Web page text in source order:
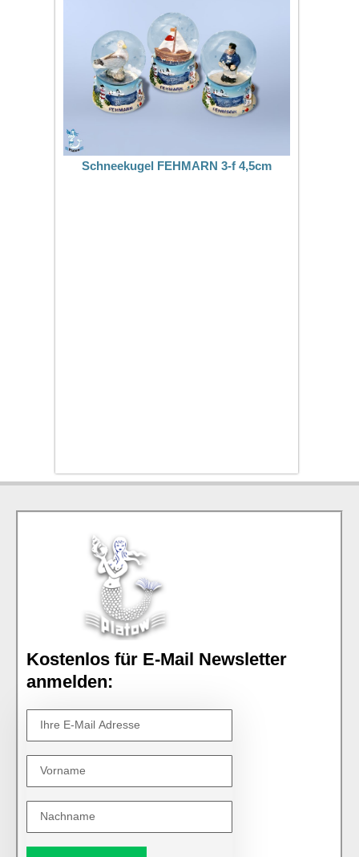
Schneekugel FEHMARN 3-f 4,5cm
Kostenlos für E-Mail Newsletter
anmelden: